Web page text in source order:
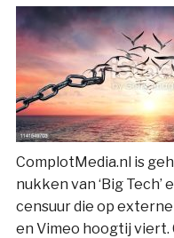
ComplotMedia.nl is
nukken van ‘Big
censuur die op
en Vimeo hoogtij viert.